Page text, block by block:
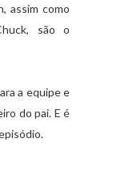
assim como
são o
a equipe e
do pai. E é